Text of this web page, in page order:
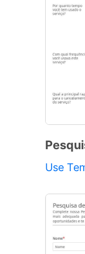
Use